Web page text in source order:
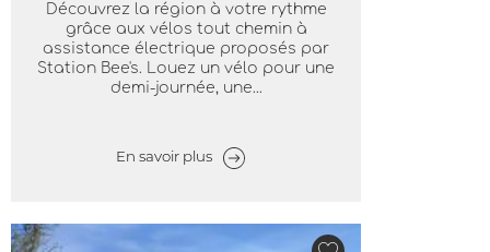
Découvrez la région à votre rythme
grâce aux vélos tout chemin à
assistance électrique proposés par
Station Bee's. Louez un vélo pour une
demi-journée, une...
En savoir plus